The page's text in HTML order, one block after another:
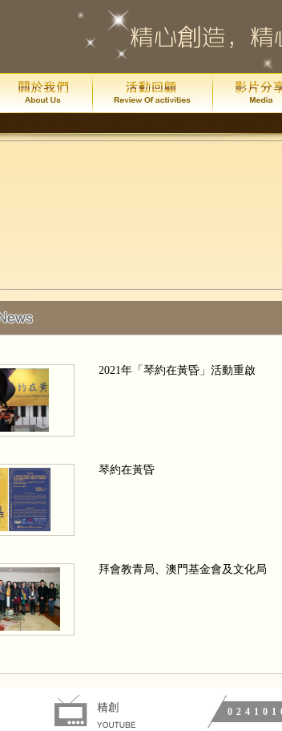
2021年「琴約在黃昏」活動重啟
琴約在黃昏
拜會教青局、澳門基金會及文化局